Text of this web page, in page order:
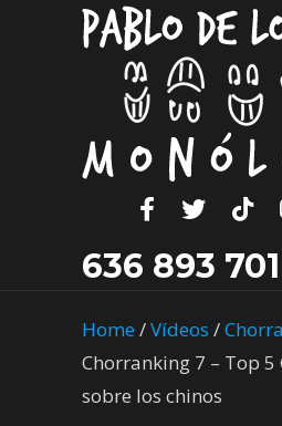
636 893 701
Home/Vídeos /
Chorranking 7 – Top
sobre los chinos